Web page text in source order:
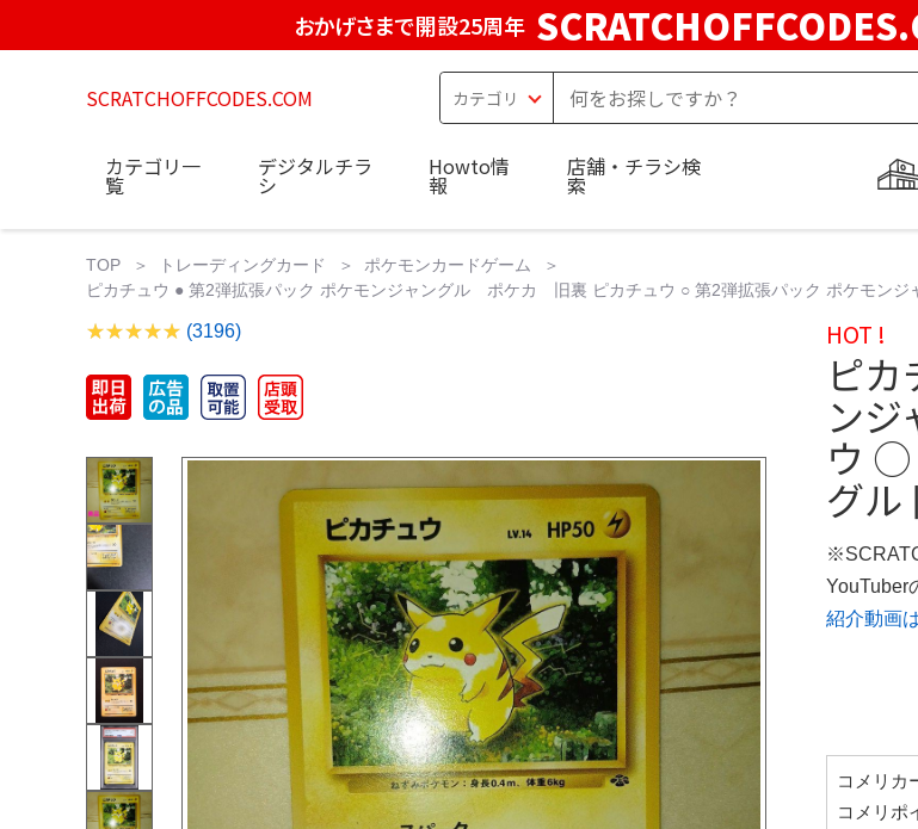
おかげさまで開設25周年
SCRATCHOFFCODES.COM
カテゴリ一
覧
デジタルチラ
シ
Howto情
報
店舗・チラシ検
索
TOP トレーディングカード
ポケモンカードゲーム
ピカチュウ ● 第2弾拡張パック ポケモンジャングル ポケカ 旧裏 ピカチュウ ○ 第2弾拡張パック ポケモンジ
(3196) HOT !
ピ
ン
ウ ○
グル
YouTuber
紹介動画
コメリカ
コメリポ